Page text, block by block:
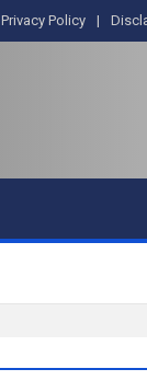
Privacy Policy